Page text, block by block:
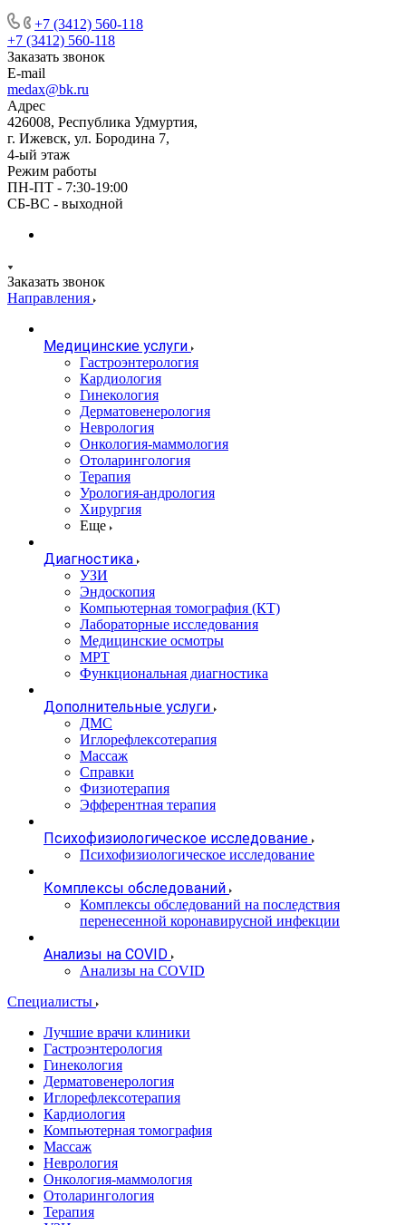
+7 (3412) 560-118
+7 (3412) 560-118
Заказать звонок
E-mail
medax@bk.ru
Адрес
426008, Республика Удмуртия,
г. Ижевск, ул. Бородина 7,
4-ый этаж
Режим работы
ПН-ПТ - 7:30-19:00
СБ-ВС - выходной
Заказать звонок
Направления
Медицинские услуги
Гастроэнтерология
Кардиология
Гинекология
Дерматовенерология
Неврология
Онкология-маммология
Отоларингология
Терапия
Урология-андрология
Хирургия
Еще
Диагностика
УЗИ
Эндоскопия
Компьютерная томография (КТ)
Лабораторные исследования
Медицинские осмотры
МРТ
Функциональная диагностика
Дополнительные услуги
ДМС
Иглорефлексотерапия
Массаж
Справки
Физиотерапия
Эфферентная терапия
Психофизиологическое исследование
Психофизиологическое исследование
Комплексы обследований
Комплексы обследований на последствия
перенесенной коронавирусной инфекции
Анализы на COVID
Анализы на COVID
Специалисты
Лучшие врачи клиники
Гастроэнтерология
Гинекология
Дерматовенерология
Иглорефлексотерапия
Кардиология
Компьютерная томография
Массаж
Неврология
Онкология-маммология
Отоларингология
Терапия